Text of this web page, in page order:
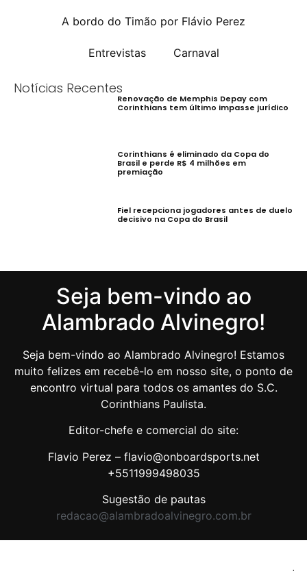
A bordo do Timão por Flávio Perez
Entrevistas Carnaval
Notícias Recentes
Renovação de Memphis Depay com
Corinthians tem último impasse jurídico
Corinthians é eliminado da Copa do
Brasil e perde R$ 4 milhões em
premiação
Fiel recepciona jogadores antes de duelo
decisivo na Copa do Brasil
Seja bem-vindo ao
Alambrado Alvinegro!
Seja bem-vindo ao Alambrado Alvinegro! Estamos
muito felizes em recebê-lo em nosso site, o ponto de
encontro virtual para todos os amantes do S.C.
Corinthians Paulista.
Editor-chefe e comercial do site:
Flavio Perez – flavio@onboardsports.net
+5511999498035
Sugestão de pautas
redacao@alambradoalvinegro.com.br